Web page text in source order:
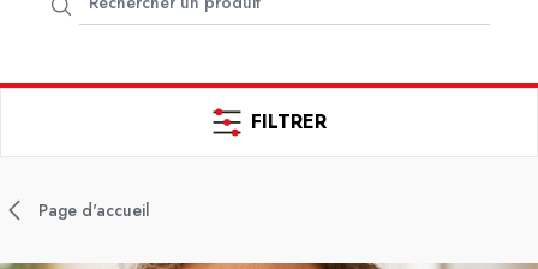
FILTRER
Page d'accueil